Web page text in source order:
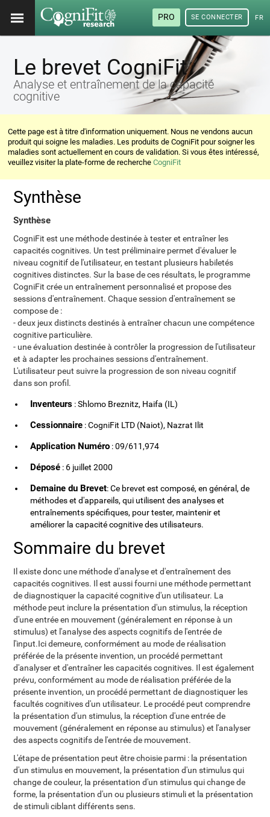
PRO SE CONNECTER
Le brevet CogniFit
Analyse et entraînement de la capacité
cognitive
Cette page est à titre d'information uniquement. Nous ne vendons aucun
produit qui soigne les maladies. Les produits de CogniFit pour soigner les
maladies sont actuellement en cours de validation. Si vous êtes intéressé,
veuillez visiter la plate-forme de rechercheCogniFit
Synthèse
Synthèse
CogniFit est une méthode destinée à tester et entraîner les
capacités cognitives. Un test préliminaire permet d'évaluer le
niveau cognitif de l'utilisateur, en testant plusieurs habiletés
cognitives distinctes. Sur la base de ces résultats, le programme
CogniFit crée un entraînement personnalisé et propose des
sessions d'entraînement. Chaque session d'entraînement se
compose de :
- deux jeux distincts destinés à entraîner chacun une compétence
cognitive particulière.
- une évaluation destinée à contrôler la progression de l'utilisateur
et à adapter les prochaines sessions d'entraînement.
L'utilisateur peut suivre la progression de son niveau cognitif
dans son profil.
Inventeurs : Shlomo Breznitz, Haifa (IL)
Cessionnaire : CogniFit LTD (Naiot), Nazrat Ilit
Application Numéro : 09/611,974
Déposé : 6 juillet 2000
Demaine du Brevet: Ce brevet est composé, en général, de
méthodes et d'appareils, qui utilisent des analyses et
entraînements spécifiques, pour tester, maintenir et
améliorer la capacité cognitive des utilisateurs.
Sommaire du brevet
Il existe donc une méthode d'analyse et d'entraînement des
capacités cognitives. Il est aussi fourni une méthode permettant
de diagnostiquer la capacité cognitive d'un utilisateur. La
méthode peut inclure la présentation d'un stimulus, la réception
d'une entrée en mouvement (généralement en réponse à un
stimulus) et l'analyse des aspects cognitifs de l'entrée de
l'input.Ici demeure, conformément au mode de réalisation
préférée de la présente invention, un procédé permettant
d'analyser et d'entraîner les capacités cognitives. Il est également
prévu, conformément au mode de réalisation préférée de la
présente invention, un procédé permettant de diagnostiquer les
facultés cognitives d'un utilisateur. Le procédé peut comprendre
la présentation d'un stimulus, la réception d'une entrée de
mouvement (généralement en réponse au stimulus) et l'analyser
des aspects cognitifs de l'entrée de mouvement.
L'étape de présentation peut être choisie parmi : la présentation
d'un stimulus en mouvement, la présentation d'un stimulus qui
change de couleur, la présentation d'un stimulus qui change de
forme, la présentation d'un ou plusieurs stimuli et la présentation
de stimuli ciblant différents sens.